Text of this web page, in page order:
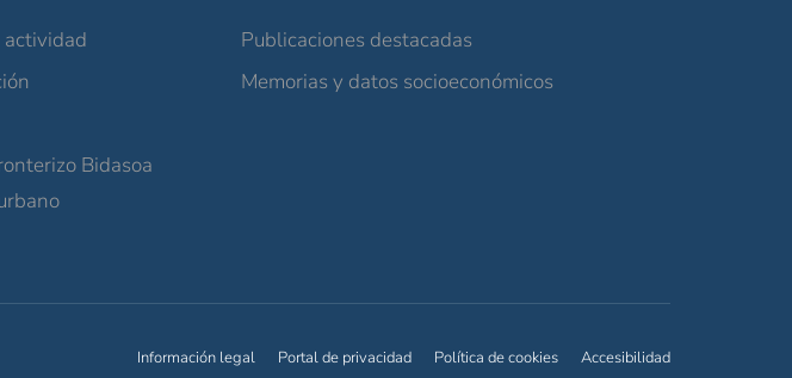
Bidasoa
Publicaciones destacadas
Memorias y datos socioeconómicos
Información legal Portal de privacidad Política de cookies Accesibilidad